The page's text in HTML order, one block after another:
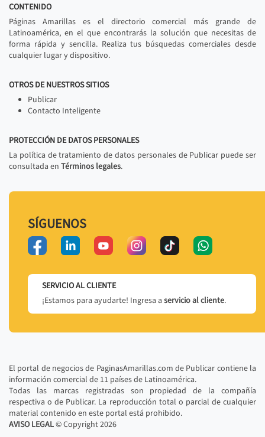
CONTENIDO
Páginas Amarillas es el directorio comercial más grande de
Latinoamérica, en el que encontrarás la solución que necesitas de
forma rápida y sencilla. Realiza tus búsquedas comerciales desde
cualquier lugar y dispositivo.
OTROS DE NUESTROS SITIOS
Publicar
Contacto Inteligente
PROTECCIÓN DE DATOS PERSONALES
La política de tratamiento de datos personales de Publicar puede ser
consultada en Términos legales.
SÍGUENOS
SERVICIO AL CLIENTE
¡Estamos para ayudarte! Ingresa a servicio al cliente.
El portal de negocios de PaginasAmarillas.com de Publicar contiene la
información comercial de 11 países de Latinoamérica.
Todas las marcas registradas son propiedad de la compañía
respectiva o de Publicar. La reproducción total o parcial de cualquier
material contenido en este portal está prohibido.
AVISO LEGAL© Copyright2026